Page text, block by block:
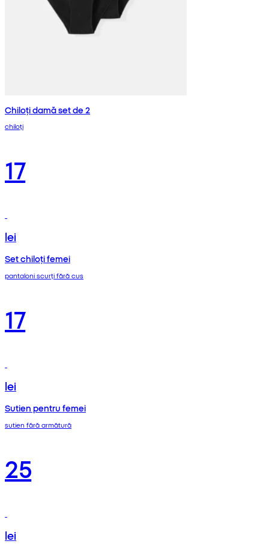
Chiloți damă set de 2
chiloți
17
lei
Set chiloți femei
pantaloni scurți fără cus
17
lei
Sutien pentru femei
sutien fără armătură
25
lei